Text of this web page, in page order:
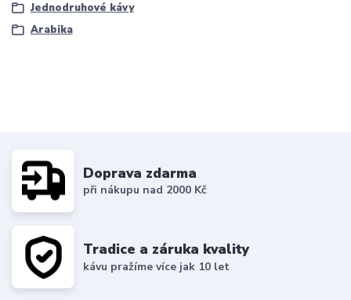
Jednodruhové kávy
Arabika
Doprava zdarma
při nákupu nad 2000 Kč
Tradice a záruka kvality
kávu pražíme více jak 10 let